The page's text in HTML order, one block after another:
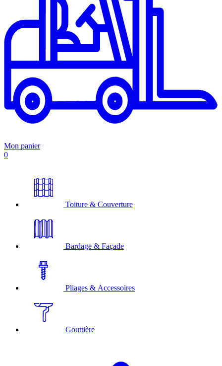
Mon panier
0
Toiture & Couverture
Bardage & Façade
Pliages & Accessoires
Gouttière